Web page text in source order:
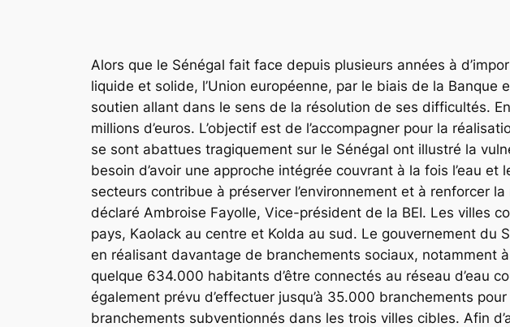
Alors que le Sénégal fait face depuis plusieurs années à
liquide et solide, l’Union européenne, par le biais de la
soutien allant dans le sens de la résolution de ses difficultés.
millions d’euros. L’objectif est de l’accompagner pour la
se sont abattues tragiquement sur le Sénégal ont illustré la
besoin d’avoir une approche intégrée couvrant à la fois l’eau
secteurs contribue à préserver l’environnement et à renforcer
déclaré Ambroise Fayolle, Vice-président de la BEI. Les villes
pays, Kaolack au centre et Kolda au sud. Le gouvernement du
en réalisant davantage de branchements sociaux, notamment
quelque 634.000 habitants d’être connectés au réseau d’eau
également prévu d’effectuer jusqu’à 35.000 branchements
branchements subventionnés dans les trois villes cibles. Afin